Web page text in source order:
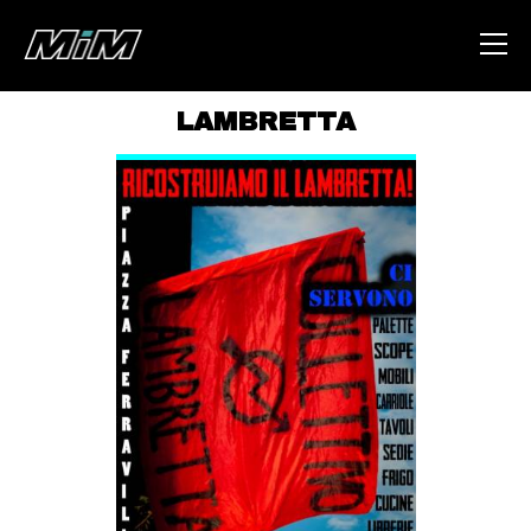
ABOUT
AREA
DEGENERAZIONE
GAZA FREESTYLE
CSOA LAMBRETTA
MSM
STUDENTI TSUNAMI
ZAM
LAMBRETTA